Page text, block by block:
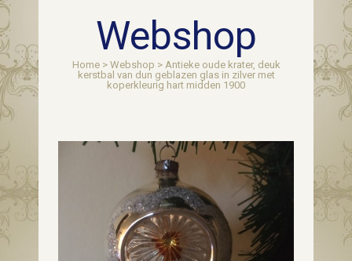
Webshop
Home> Webshop > Antieke oude krater, deuk
kerstbal van dun geblazen glas in zilver met
koperkleurig hart midden 1900